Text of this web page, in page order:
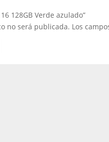
128GB Verde azulado”
no será publicada. Los